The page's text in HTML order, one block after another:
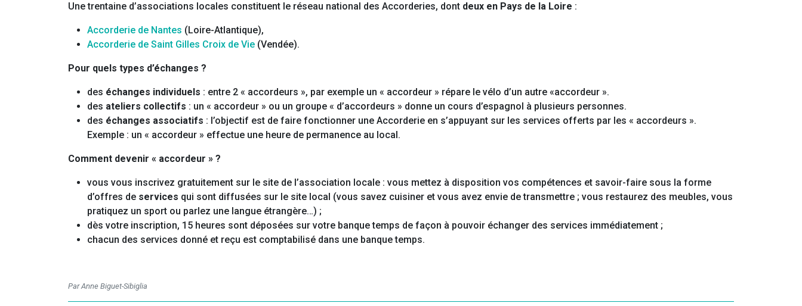
Une trentaine d’associations locales constituent le réseau national des Accorderies, dont deux en Pays de la Loire :
Accorderie de Nantes (Loire-Atlantique),
Accorderie de Saint Gilles Croix de Vie (Vendée).
Pour quels types d’échanges ?
des échanges individuels : entre 2 « accordeurs », par exemple un « accordeur » répare le vélo d’un autre «accordeur ».
des ateliers collectifs : un « accordeur » ou un groupe « d’accordeurs » donne un cours d’espagnol à plusieurs personnes.
des échanges associatifs : l’objectif est de faire fonctionner une Accorderie en s’appuyant sur les services offerts par les « accordeurs ».
Exemple : un « accordeur » effectue une heure de permanence au local.
Comment devenir « accordeur » ?
vous vous inscrivez gratuitement sur le site de l’association locale : vous mettez à disposition vos compétences et savoir-faire sous la forme
d’offres de services qui sont diffusées sur le site local (vous savez cuisiner et vous avez envie de transmettre ; vous restaurez des meubles, vous
pratiquez un sport ou parlez une langue étrangère…) ;
dès votre inscription, 15 heures sont déposées sur votre banque temps de façon à pouvoir échanger des services immédiatement ;
chacun des services donné et reçu est comptabilisé dans une banque temps.
Par Anne Biguet-Sibiglia